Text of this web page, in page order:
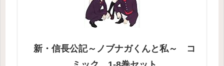
新・信長公記～ノブナガくんと私～ コ